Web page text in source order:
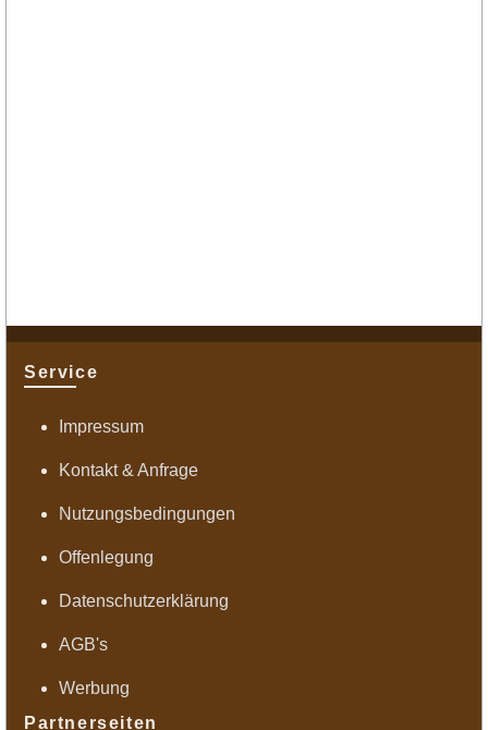
Service
Impressum
Kontakt & Anfrage
Nutzungsbedingungen
Offenlegung
Datenschutzerklärung
AGB's
Werbung
Partnerseiten